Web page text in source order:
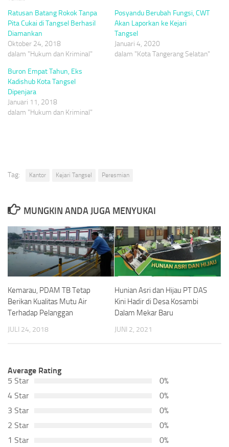
Ratusan Batang Rokok Tanpa
Pita Cukai di Tangsel Berhasil
Diamankan
Oktober 24, 2018
dalam "Hukum dan Kriminal"
Posyandu Berubah Fungsi, CWT
Akan Laporkan ke Kejari
Tangsel
Januari 4, 2020
dalam "Kota Tangerang Selatan"
Buron Empat Tahun, Eks
Kadishub Kota Tangsel
Dipenjara
Januari 11, 2018
dalam "Hukum dan Kriminal"
Tag: Kantor Kejari Tangsel Peresmian
MUNGKIN ANDA JUGA MENYUKAI
Kemarau, PDAM TB Tetap
Berikan Kualitas Mutu Air
Terhadap Pelanggan
JULI 24, 2018
Hunian Asri dan Hijau PT DAS
Kini Hadir di Desa Kosambi
Dalam Mekar Baru
JUNI 2, 2021
Average Rating
5 Star
0%
4 Star
0%
3 Star
0%
2 Star
0%
1 Star
0%